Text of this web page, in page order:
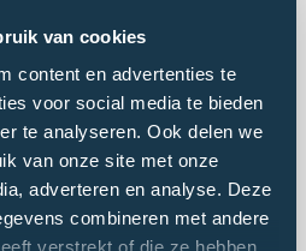
van cookies
content en advertenties te
voor social media te bieden
te analyseren. Ook delen we
van onze site met onze
adverteren en analyse. Deze
combineren met andere
verstrekt of die ze hebben